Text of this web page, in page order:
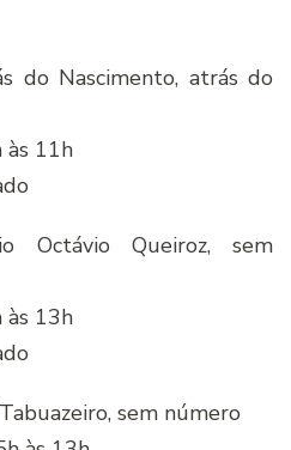
do Nascimento, atrás do
às 11h
Octávio Queiroz, sem
às 13h
sem número